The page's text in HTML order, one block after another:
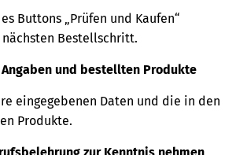
Buttons „Prüfen und Kaufen“
nächsten Bestellschritt.
und bestellten Produkte
eingegebenen Daten und die in den
Produkte.